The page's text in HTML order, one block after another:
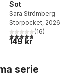
Sot
Sara Strömberg
Storpocket, 2026
4,7utav 5(16)
149 kr
serie